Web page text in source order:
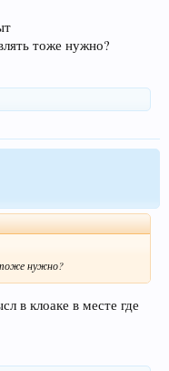
тоже нужно?
тоже нужно?
в клоаке в месте где